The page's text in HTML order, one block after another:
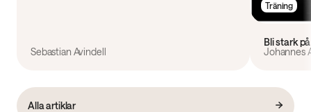
Sebastian Avindell
Träning
Bli stark
Johannes
Alla artiklar